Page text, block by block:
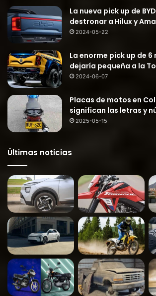
La nueva pick up de
destronar a Hilux y
2024-05-22
La enorme pick up de 6
dejaría pequeña a la
2024-06-07
Placas de motos en
significan las letras y
2025-05-15
Últimas noticias